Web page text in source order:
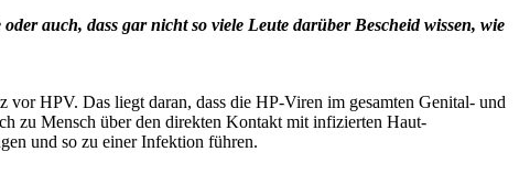
auch, dass gar nicht so viele Leute darüber Bescheid wissen, wie
HPV. Das liegt daran, dass die HP-Viren im gesamten Genital- und
zu Mensch über den direkten Kontakt mit infizierten Haut-
und so zu einer Infektion führen.